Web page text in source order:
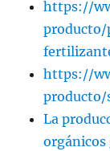
https://
https://
La
orgánicos